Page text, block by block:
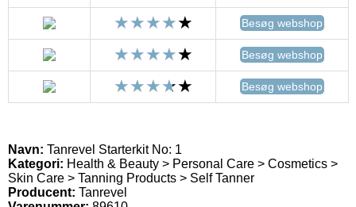
Besøg webshop
Besøg webshop
Besøg webshop
Navn: Tanrevel Starterkit No: 1
Kategori: Health & Beauty > Personal Care > Cosmetics >
Skin Care > Tanning Products > Self Tanner
Producent: Tanrevel